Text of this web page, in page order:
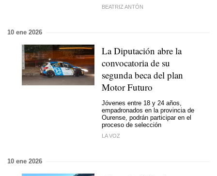
BEATRIZ ANTÓN
10 ene 2026
La Diputación abre la
convocatoria de su
segunda beca del plan
Motor Futuro
Jóvenes entre 18 y 24 años,
empadronados en la provincia de
Ourense, podrán participar en el
proceso de selección
LA VOZ
10 ene 2026